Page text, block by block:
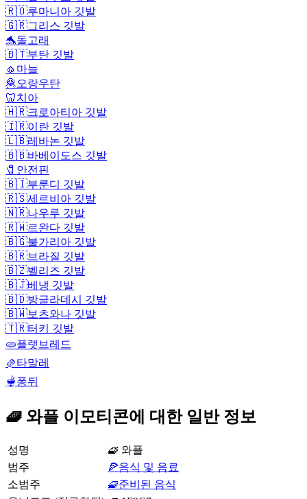
🇷🇴루마니아 깃발
🇬🇷그리스 깃발
🐬돌고래
🇧🇹부탄 깃발
🧄 마늘
🦧오랑우탄
🦷치아
🇭🇷크로아티아 깃발
🇮🇷이란 깃발
🇱🇧레바논 깃발
🇧🇧바베이도스 깃발
🧷 안전핀
🇧🇮부룬디 깃발
🇷🇸세르비아 깃발
🇳🇷나우루 깃발
🇷🇼르완다 깃발
🇧🇬불가리아 깃발
🇧🇷브라질 깃발
🇧🇿벨리즈 깃발
🇧🇯베냉 깃발
🇧🇩방글라데시 깃발
🇧🇼보츠와나 깃발
🇹🇷터키 깃발
🫓플랫브레드
🫔타말레
🫕퐁뒤
🧇 와플 이모티콘에 대한 일반 정보
성명
🧇 와플
범주
🍕음식 및 음료
소범주
🧇준비된 음식